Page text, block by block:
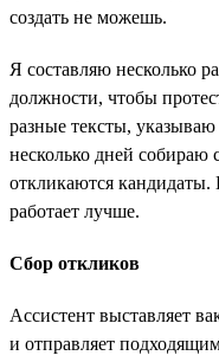
создать не можешь.
Я составляю несколько
должности, чтобы
разные тексты,
несколько дней
откликаются кандидаты.
работает лучше.
Сбор откликов
Ассистент выставляет
и отправляет